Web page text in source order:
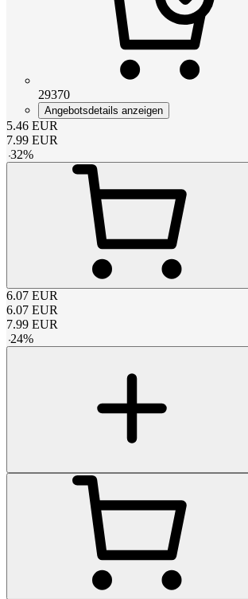
29370
Angebotsdetails anzeigen
5.46 EUR
7.99 EUR
-32%
6.07 EUR
6.07 EUR
7.99 EUR
-24%